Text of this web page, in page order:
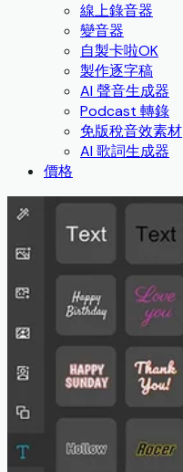
線上錄音器
變音器
自製卡啦OK
製作逐字稿
AI 聲音生成器
Podcast 轉錄
免版稅音效素材
AI 歌詞生成器
價格